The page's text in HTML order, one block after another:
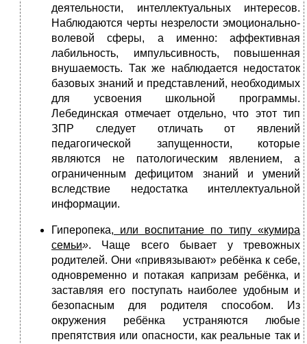
деятельности, интеллектуальных интересов.
Наблюдаются черты незрелости эмоционально-
волевой сферы, а именно: аффективная
лабильность, импульсивность, повышенная
внушаемость. Так же наблюдается недостаток
базовых знаний и представлений, необходимых
для усвоения школьной программы.
Лебединская отмечает отдельно, что этот тип
ЗПР следует отличать от явлений
педагогической запущенности, которые
являются не патологическим явлением, а
ограниченным дефицитом знаний и умений
вследствие недостатка интеллектуальной
информации.
Гиперопека, или воспитание по типу «кумира
семьи». Чаще всего бывает у тревожных
родителей. Они «привязывают» ребёнка к себе,
одновременно и потакая капризам ребёнка, и
заставляя его поступать наиболее удобным и
безопасным для родителя способом. Из
окружения ребёнка устраняются любые
препятствия или опасности, как реальные так и